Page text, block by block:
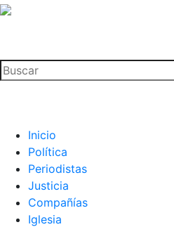
La
Buitre
Inicio
Política
Periodistas
Justicia
Compañías
Iglesia